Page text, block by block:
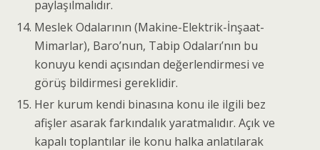
paylaşılmalıdır.
Meslek Odalarının (Makine-Elektrik-İnşaat-
Mimarlar), Baro’nun, Tabip Odaları’nın bu
konuyu kendi açısından değerlendirmesi ve
görüş bildirmesi gereklidir.
Her kurum kendi binasına konu ile ilgili bez
afişler asarak farkındalık yaratmalıdır. Açık ve
kapalı toplantılar ile konu halka anlatılarak